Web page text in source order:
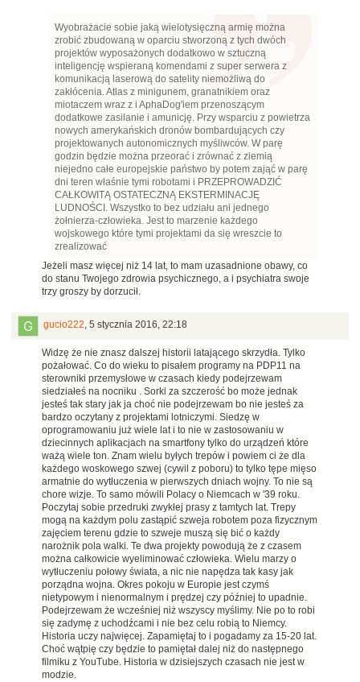
Wyobrażacie sobie jaką wielotysięczną armię można
zrobić zbudowaną w oparciu stworzoną z tych dwóch
projektów wyposażonych dodatkowo w sztuczną
inteligencję wspieraną komendami z super serwera z
komunikacją laserową do satelity niemożliwą do
zakłócenia. Atlas z minigunem, granatnikiem oraz
miotaczem wraz z i AphaDog'iem przenoszącym
dodatkowe zasilanie i amunicję. Przy wsparciu z powietrza
nowych amerykańskich dronów bombardujących czy
projektowanych autonomicznych myśliwców. W parę
godzin będzie można przeorać i zrównać z ziemią
niejedno całe europejskie państwo by potem zająć w parę
dni teren właśnie tymi robotami i PRZEPROWADZIĆ
CAŁKOWITĄ OSTATECZNĄ EKSTERMINACJĘ
LUDNOŚCI. Wszystko to bez udziału ani jednego
żołnierza-człowieka. Jest to marzenie każdego
wojskowego które tymi projektami da się wreszcie to
zrealizować
Jeżeli masz więcej niż 14 lat, to mam uzasadnione obawy, co
do stanu Twojego zdrowia psychicznego, a i psychiatra swoje
trzy groszy by dorzucił.
gucio222, 5 stycznia 2016, 22:18
Widzę że nie znasz dalszej historii latającego skrzydła. Tylko
pożałować. Co do wieku to pisałem programy na PDP11 na
sterowniki przemysłowe w czasach kiedy podejrzewam
siedziałeś na nocniku . Sorki za szczerość bo może jednak
jesteś tak stary jak ja choć nie podejrzewam bo nie jesteś za
bardzo oczytany z projektami lotniczymi. Siedzę w
oprogramowaniu już wiele lat i to nie w zastosowaniu w
dziecinnych aplikacjach na smartfony tylko do urządzeń które
ważą wiele ton. Znam wielu byłych trepów i powiem ci że dla
każdego woskowego szwej (cywil z poboru) to tylko tępe mięso
armatnie do wytłuczenia w pierwszych dniach wojny. To nie są
chore wizje. To samo mówili Polacy o Niemcach w '39 roku.
Poczytaj sobie przedruki zwykłej prasy z tamtych lat. Trepy
mogą na każdym polu zastąpić szweja robotem poza fizycznym
zajęciem terenu gdzie to szweje muszą się bić o każdy
narożnik pola walki. Te dwa projekty powodują że z czasem
można całkowicie wyeliminować człowieka. Wielu marzy o
wytłuczeniu połowy świata, a nic nie napędza tak kasy jak
porządna wojna. Okres pokoju w Europie jest czymś
nietypowym i nienormalnym i prędzej czy później to upadnie.
Podejrzewam że wcześniej niż wszyscy myślimy. Nie po to robi
się zadymę z uchodźcami i nie bez celu robią to Niemcy.
Historia uczy najwięcej. Zapamiętaj to i pogadamy za 15-20 lat.
Choć wątpię czy będzie to pamiętał dalej niż do następnego
filmiku z YouTube. Historia w dzisiejszych czasach nie jest w
modzie.